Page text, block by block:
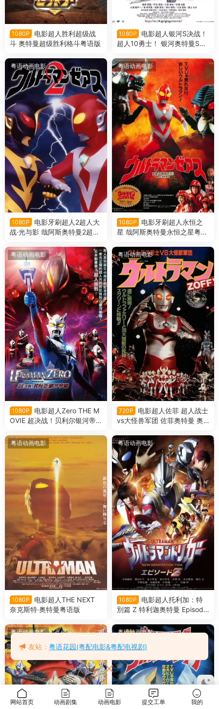
1080P
电影超人胜利超级战
斗 奥特曼超级胜利格斗粤语版
1080P
电影超人银河S决战！
超人10勇士！ 银河奥特曼S决
粤语动画电影
1080P
电影牙刷超人2超人大
战·光与影 哉阿斯奥特曼2超人
粤语动画电影
1080P
电影牙刷超人永恒之
星 哉阿斯奥特曼永恒之星粤语
粤语动画电影
1080P
电影超人Zero THE M
OVIE 超决战！贝利尔银河帝
银河帝国粤语版
粤语动画电影
720P
电影超人佐菲 超人战士
vs大怪兽军团 佐菲奥特曼 奥
粤语动画电影
1080P
电影超人THE NEXT
奈克斯特·奥特曼粤语版
粤语动画电影
1080P
电影超人托利加：特
別篇 Z 特利迦奥特曼 Episode
粤语动画电影 粤语动画电影
网站首页 动画剧集 动画电影 提交工单 我的
友站：粤语花园(粤配电影&粤配电视剧)